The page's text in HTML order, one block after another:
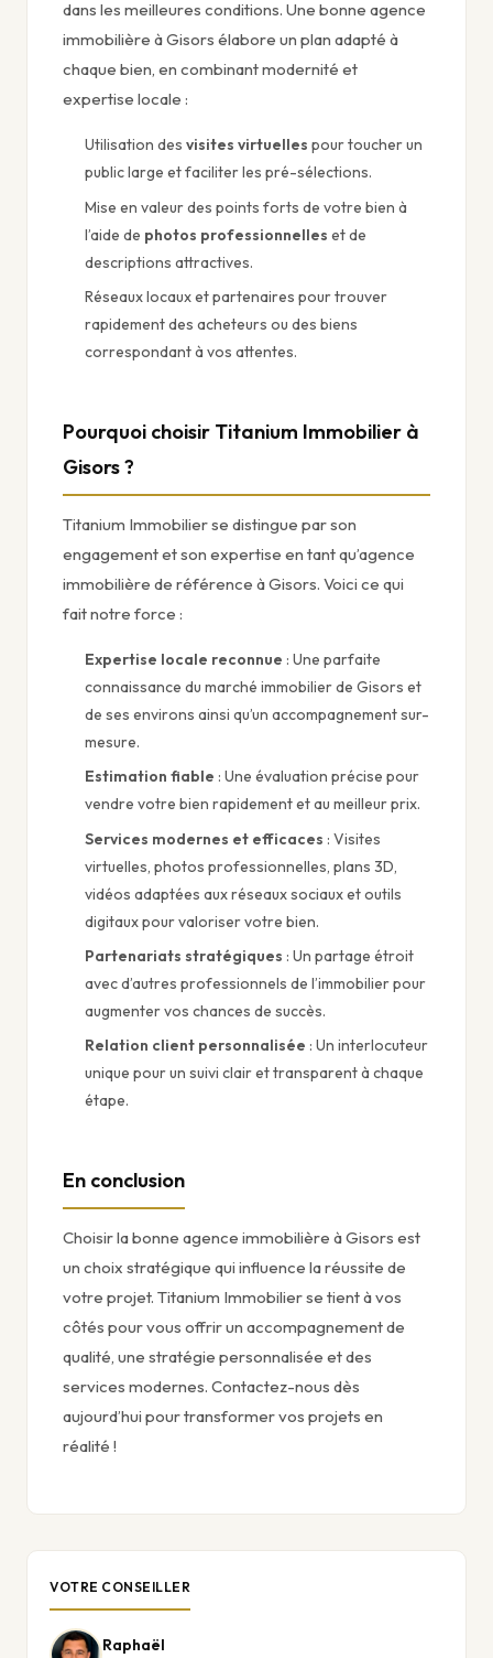
dans les meilleures conditions. Une bonne agence
immobilière à Gisors élabore un plan adapté à
chaque bien, en combinant modernité et
expertise locale :
Utilisation des visites virtuelles pour toucher un
public large et faciliter les pré-sélections.
Mise en valeur des points forts de votre bien à
l’aide de photos professionnelles et de
descriptions attractives.
Réseaux locaux et partenaires pour trouver
rapidement des acheteurs ou des biens
correspondant à vos attentes.
Pourquoi choisir Titanium Immobilier à
Gisors ?
Titanium Immobilier se distingue par son
engagement et son expertise en tant qu’agence
immobilière de référence à Gisors. Voici ce qui
fait notre force :
Expertise locale reconnue : Une parfaite
connaissance du marché immobilier de Gisors et
de ses environs ainsi qu’un accompagnement sur-
mesure.
Estimation fiable : Une évaluation précise pour
vendre votre bien rapidement et au meilleur prix.
Services modernes et efficaces : Visites
virtuelles, photos professionnelles, plans 3D,
vidéos adaptées aux réseaux sociaux et outils
digitaux pour valoriser votre bien.
Partenariats stratégiques : Un partage étroit
avec d’autres professionnels de l’immobilier pour
augmenter vos chances de succès.
Relation client personnalisée : Un interlocuteur
unique pour un suivi clair et transparent à chaque
étape.
En conclusion
Choisir la bonne agence immobilière à Gisors est
un choix stratégique qui influence la réussite de
votre projet. Titanium Immobilier se tient à vos
côtés pour vous offrir un accompagnement de
qualité, une stratégie personnalisée et des
services modernes. Contactez-nous dès
aujourd’hui pour transformer vos projets en
réalité !
VOTRE CONSEILLER
Raphaël